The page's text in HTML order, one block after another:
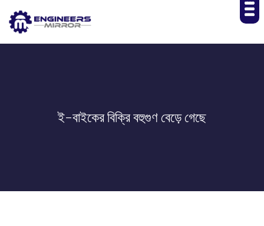
ই-বাইকের বিক্রি বহুগুণ বেড়ে গেছে